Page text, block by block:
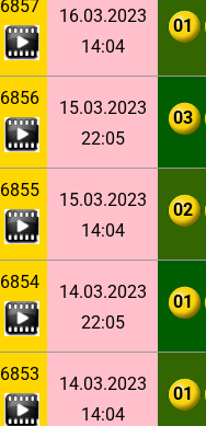
6857
16.03.2023
14:04
01
6856
15.03.2023
22:05
03
6855
15.03.2023
14:04
02
6854
14.03.2023
22:05
01
6853
14.03.2023
14:04
01